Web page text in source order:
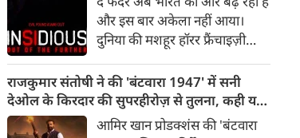
और इस बार अकेला नहीं आया।
दुनिया की मशहूर हॉरर फ्रैंचाइज़ी
चुका है, जो दर्शकों को इस डरावनी
दुनिया में और गहराई तक ले जाता है।
रोंगटे खड़े कर देने वाले नए दृश्यों से
राजकुमार संतोषी ने की 'बंटवारा 1947' में सनी
देओल के किरदार की सुपरहीरोज़ से तुलना, कही यह
बात
आमिर खान प्रोडक्शंस की 'बंटवारा